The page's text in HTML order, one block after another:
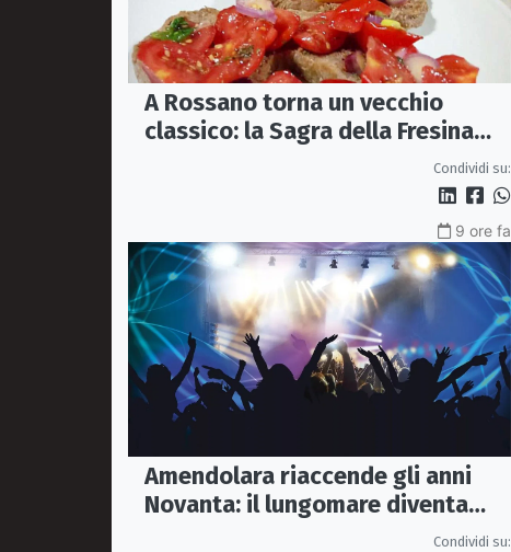
A Rossano torna un vecchio
classico: la Sagra della Fresina
Condividi su:
9 ore fa
Amendolara riaccende gli anni
Novanta: il lungomare diventa
una discoteca a cielo apertoCondividi su: